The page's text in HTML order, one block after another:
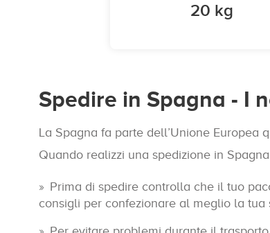
20 kg
Spedire in Spagna - I
La Spagna fa parte dell’Unione Europea
Quando realizzi una spedizione in
Prima di spedire controlla che il tuo
consigli per confezionare al meglio la tua